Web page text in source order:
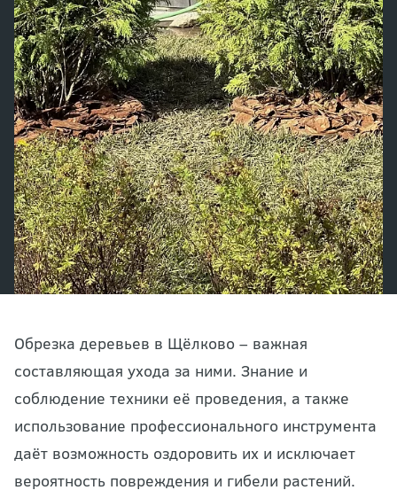
Обрезка деревьев в Щёлково – важная
составляющая ухода за ними. Знание и
соблюдение техники её проведения, а также
использование профессионального инструмента
даёт возможность оздоровить их и исключает
вероятность повреждения и гибели растений.